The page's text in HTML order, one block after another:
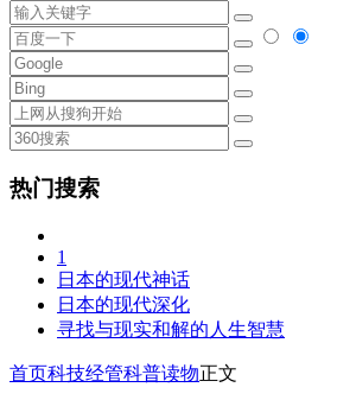
热门搜索
1
日本的现代神话
日本的现代深化
寻找与现实和解的人生智慧
首页科技经管科普读物正文